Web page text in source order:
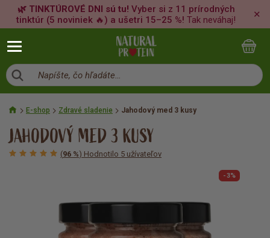
🌿 TINKTÚROVÉ DNI sú tu! Vyber si z 11 prírodných
tinktúr (5 noviniek 🔥) a ušetri 15–25 %! Tak neváhaj!
✕
Napíšte, čo hľadáte…
E-shop Zdravé sladenie Jahodový med 3 kusy
JAHODOVÝ MED 3 KUSY
(96 %) Hodnotilo 5 užívateľov
-3%